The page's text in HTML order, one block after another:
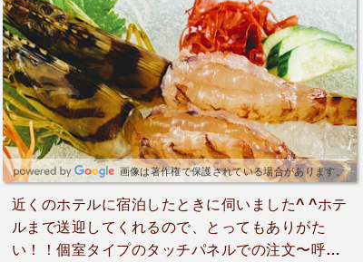
画像は著作権で保護されている場合があります。
近くのホテルに宿泊したときに伺いました^ ^ホテ
ルまで送迎してくれるので、とってもありがた
い！！個室タイプのタッチパネルでの注文〜呼子